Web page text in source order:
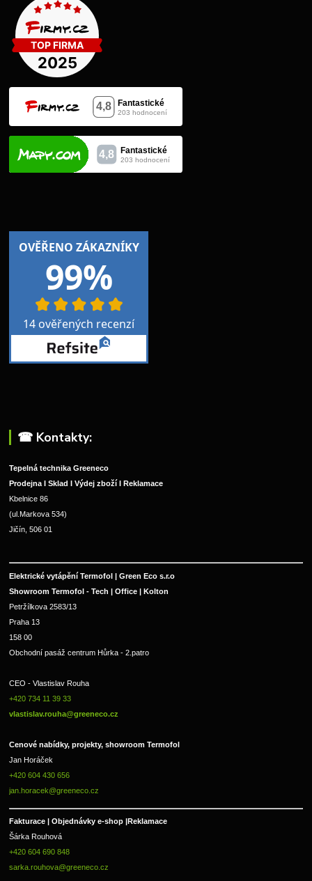
☎︎ Kontakty:
Tepelná technika Greeneco
Prodejna I Sklad I Výdej zboží I Reklamace
Kbelnice 86
(ul.Markova 534)
Jičín, 506 01
Elektrické vytápění Termofol | Green Eco s.r.o
Showroom Termofol - Tech | Office | Kolton
Petržílkova 2583/13
Praha 13
158 00
Obchodní pasáž centrum Hůrka - 2.patro
CEO - Vlastislav Rouha
+420 734 11 39 33
vlastislav.rouha@greeneco.cz
Cenové nabídky, projekty, showroom Termofol
Jan Horáček
+420 604 430 656
jan.horacek@greeneco.cz
Fakturace | Objednávky e-shop |
Reklamace
Šárka Rouhová
+420 604 690 848
sarka.rouhova@greeneco.cz